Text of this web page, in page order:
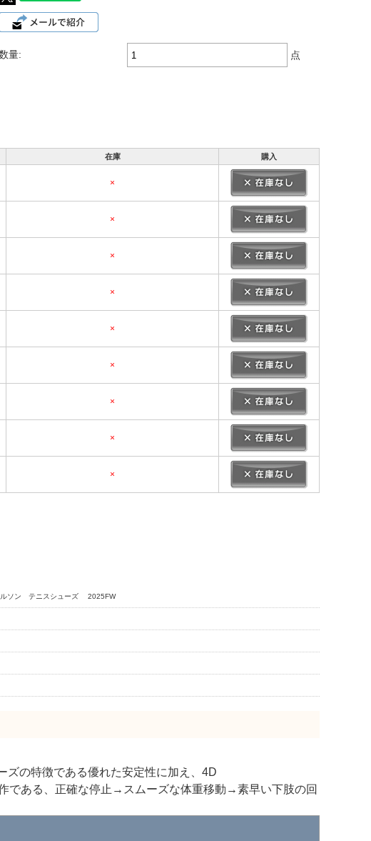
量: 点
在庫 購入
×
×
×
×
×
×
×
×
×
ルソン テニスシューズ 2025FW
ズの特徴である優れた安定性に加え、4D
である、正確な停止→スムーズな体重移動→素早い下肢の回